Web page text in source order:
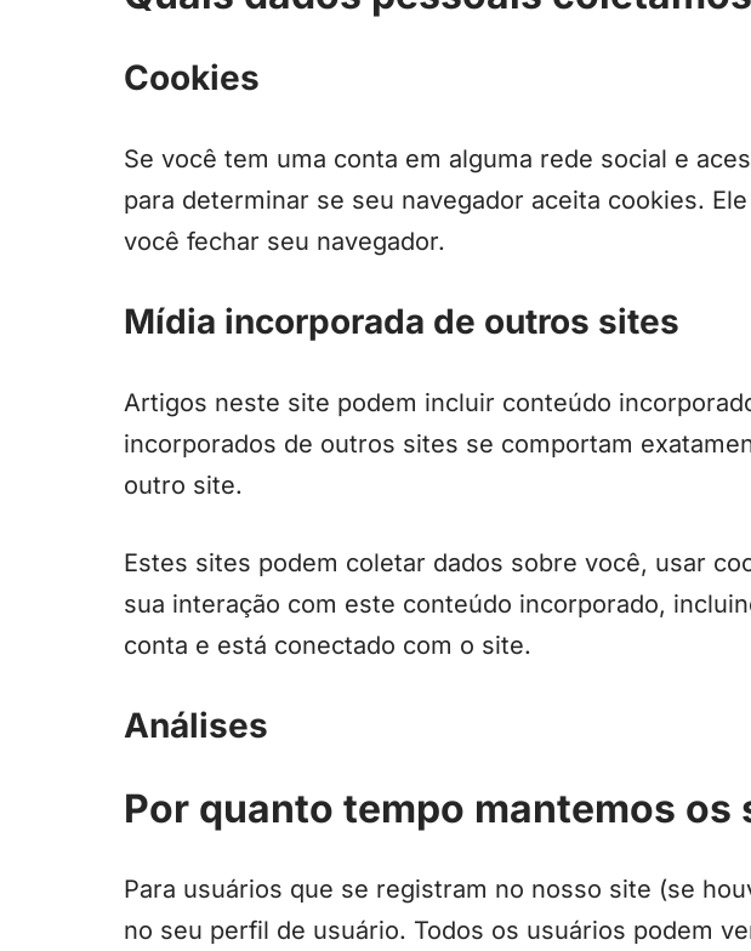
Cookies
Se você tem uma conta em alguma rede social e
para determinar se seu navegador aceita cookies.
você fechar seu navegador.
Mídia incorporada de outros sites
Artigos neste site podem incluir conteúdo
incorporados de outros sites se comportam
outro site.
Estes sites podem coletar dados sobre você, usar
sua interação com este conteúdo incorporado,
conta e está conectado com o site.
Análises
Por quanto tempo mantemos os
Para usuários que se registram no nosso site (se
no seu perfil de usuário. Todos os usuários podem